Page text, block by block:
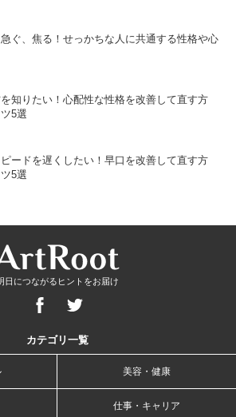
ぐ、焦る！せっかちな人に共通する性格や心
知りたい！心配性な性格を改善して直す方
5選
ードを遅くしたい！早口を改善して直す方
5選
日につながるヒントをお届け
カテゴリ一覧
美容・健康
仕事・キャリア